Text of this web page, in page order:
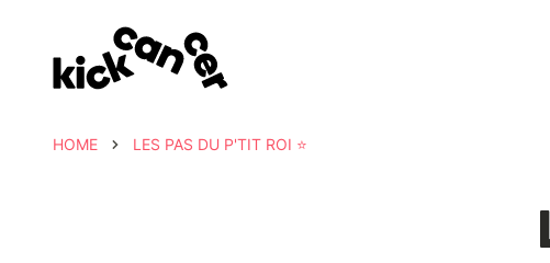
HOME LES PAS DU P'TIT ROI ⭐️